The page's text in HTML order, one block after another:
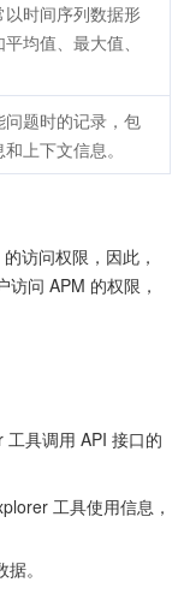
时间序列数据形
均值、最大值、
题时的记录，包
上下文信息。
访问权限，因此，
问 APM 的权限，
具调用 API 接口的
工具使用信息，
。